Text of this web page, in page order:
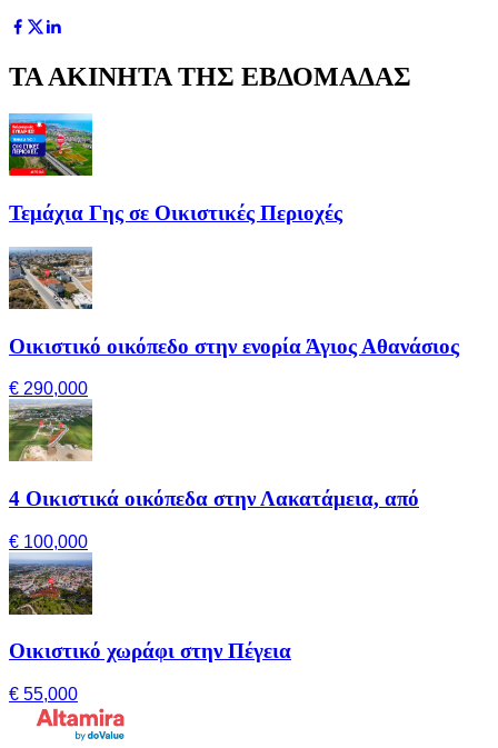
ΤΑ ΑΚΙΝΗΤΑ ΤΗΣ ΕΒΔΟΜΑΔΑΣ
Τεμάχια Γης σε Οικιστικές Περιοχές
Οικιστικό οικόπεδο στην ενορία Άγιος Αθανάσιος
€ 290,000
4 Οικιστικά οικόπεδα στην Λακατάμεια, από
€ 100,000
Οικιστικό χωράφι στην Πέγεια
€ 55,000